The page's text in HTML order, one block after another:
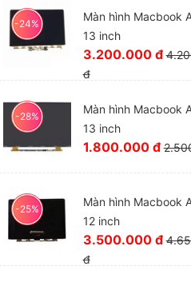
-24%
Màn hình Macbook
13 inch
3.200.000 đ
đ
-28%
Màn hình Macbook
13 inch
1.800.000 đ
-25%
Màn hình Macbook
12 inch
3.500.000 đ
đ